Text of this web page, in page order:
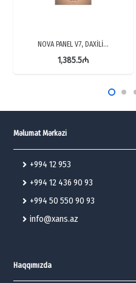
NOVA PANEL V7, DAXİLİ…
1,385.5₼
Məlumat Mərkəzi
+994 12 953
+994 12 436 90 93
+994 50 550 90 93
info@xans.az
Haqqımızda